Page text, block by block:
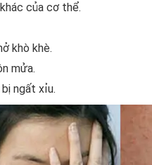
của cơ thể.
khò khè.
mửa.
ngất xỉu.